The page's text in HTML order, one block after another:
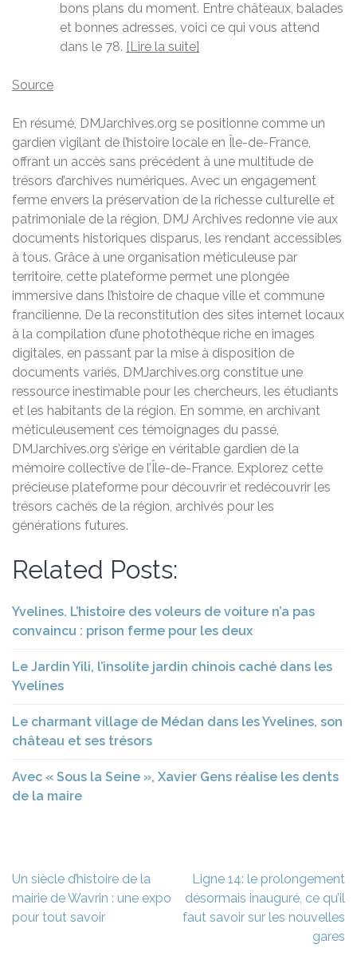
bons plans du moment. Entre châteaux, balades
et bonnes adresses, voici ce qui vous attend
dans le 78. [Lire la suite]
Source
En résumé, DMJarchives.org se positionne comme un
gardien vigilant de l’histoire locale en Île-de-France,
offrant un accès sans précédent à une multitude de
trésors d’archives numériques. Avec un engagement
ferme envers la préservation de la richesse culturelle et
patrimoniale de la région, DMJ Archives redonne vie aux
documents historiques disparus, les rendant accessibles
à tous. Grâce à une organisation méticuleuse par
territoire, cette plateforme permet une plongée
immersive dans l’histoire de chaque ville et commune
francilienne. De la reconstitution des sites internet locaux
à la compilation d’une photothèque riche en images
digitales, en passant par la mise à disposition de
documents variés, DMJarchives.org constitue une
ressource inestimable pour les chercheurs, les étudiants
et les habitants de la région. En somme, en archivant
méticuleusement ces témoignages du passé,
DMJarchives.org s’érige en véritable gardien de la
mémoire collective de l’Île-de-France. Explorez cette
précieuse plateforme pour découvrir et redécouvrir les
trésors cachés de la région, archivés pour les
générations futures.
Related Posts:
Yvelines. L’histoire des voleurs de voiture n’a pas
convaincu : prison ferme pour les deux
Le Jardin Yili, l’insolite jardin chinois caché dans les
Yvelines
Le charmant village de Médan dans les Yvelines, son
château et ses trésors
Avec « Sous la Seine », Xavier Gens réalise les dents
de la maire
Navigation
de
l’article
Un siècle d’histoire de la
mairie de Wavrin : une expo
pour tout savoir
Ligne 14: le prolongement
désormais inauguré, ce qu’il
faut savoir sur les nouvelles
gares